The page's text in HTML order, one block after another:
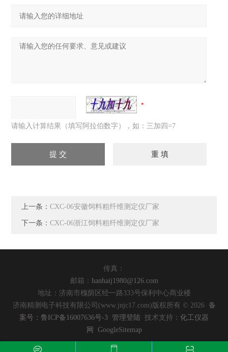
请输入计算结果（填写阿拉伯数字），如：三加四=7
上一条：CXC-06安徽饲料粗纤维测定仪厂家
下一条：CXC-06浙江饲料粗纤维测定仪厂家
传真：
邮箱： hanhaij1980@126.com
地址：济南市槐荫区经一路333号保利中心商业楼
济南精测电子科技有限公司(www.jnjc17.com)版权所有 © 2026 备
案号：鲁ICP备16007636号-3 管理登陆 技术支持： 化工仪器
网
GoogleSitemap